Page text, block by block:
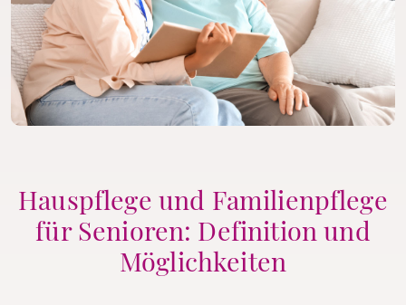
Hauspflege und Familienpflege
für Senioren: Definition und
Möglichkeiten